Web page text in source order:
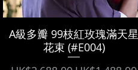
A級多瓣 99枝紅玫瑰滿天星
花束 (#E004)